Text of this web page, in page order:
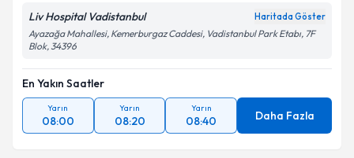
Liv Hospital Vadistanbul Haritada Göster
Ayazağa Mahallesi, Kemerburgaz Caddesi, Vadistanbul Park Etabı, 7F
Blok, 34396
En Yakın Saatler
Yarın
08:00
Yarın
08:20
Yarın
08:40 Daha Fazla